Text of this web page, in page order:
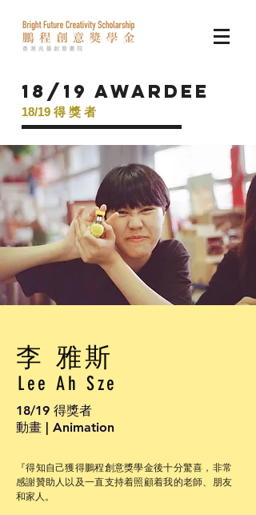
18/19 AWARDEE
18/19 得 獎 者
李 雅斯
Lee Ah Sze
18/19 得獎者
動畫 | Animation
『得知自己獲得鵬程創意獎學金後十分驚喜，非常
感謝贊助人以及一直支持着照顧着我的老師、朋友
和家人。